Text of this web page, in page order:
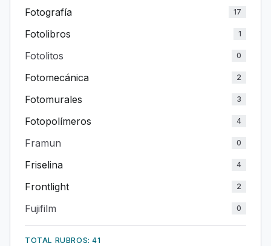
Fotografía 17
Fotolibros 1
Fotolitos 0
Fotomecánica 2
Fotomurales 3
Fotopolímeros 4
Framun 0
Friselina 4
Frontlight 2
Fujifilm 0
TOTAL RUBROS: 41